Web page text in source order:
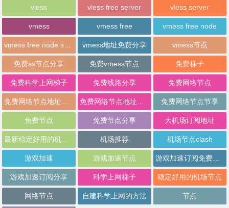
vless vless free server vless server
vmess vmess free vmess free node
vmess地址免费分享 vmess节点
免费ss节点分享 免费vmess节点 免费梯子
免费科学上网梯子 免费线路分享 免费网络节点
免费网络节点节享
免费节点 免费节点分享 大机场订阅地址
机场推荐 机场节点clash
游戏加速 游戏加速节点 游戏加速订阅免费分享
游戏加速订阅分享 科学上网梯子 稳定好用的机场节点
网络节点 自建科学上网的方法 节点